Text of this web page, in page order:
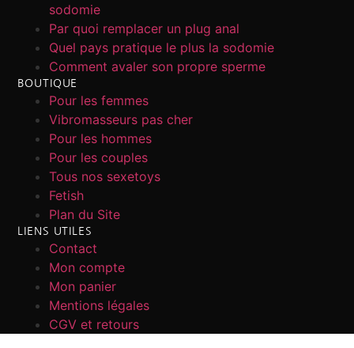
sodomie
Par quoi remplacer un plug anal
Quel pays pratique le plus la sodomie
Comment avaler son propre sperme
BOUTIQUE
Pour les femmes
Vibromasseurs pas cher
Pour les hommes
Pour les couples
Tous nos sexetoys
Fetish
Plan du Site
LIENS UTILES
Contact
Mon compte
Mon panier
Mentions légales
CGV et retours